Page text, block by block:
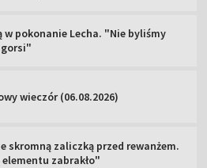
w pokonanie Lecha. "Nie byliśmy
wieczór (06.08.2026)
skromną zaliczką przed rewanżem.
zabrakło"